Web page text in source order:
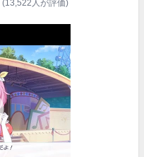
(13,522人が評価)